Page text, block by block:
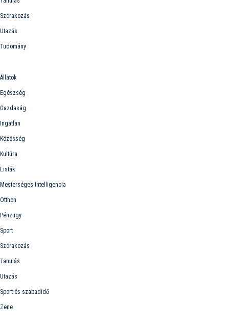
Szórakozás
Utazás
Tudomány
Állatok
Egészség
Gazdaság
Ingatlan
Közösség
Kultúra
Listák
Mesterséges Intelligencia
Otthon
Pénzügy
Sport
Szórakozás
Tanulás
Utazás
Sport és szabadidő
Zene